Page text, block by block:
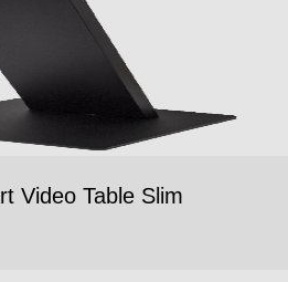
Video Table Slim